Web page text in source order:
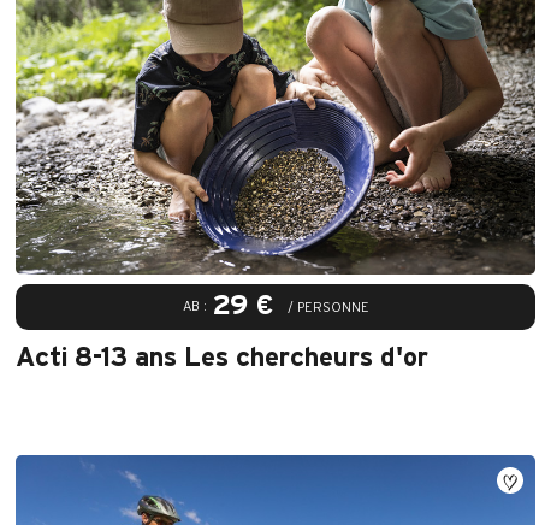
AB : 29 € / PERSONNE
Acti 8-13 ans Les chercheurs d'or